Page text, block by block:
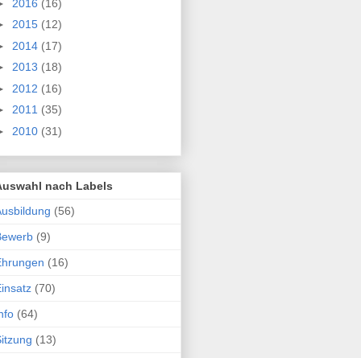
2016 (16)
2015 (12)
2014 (17)
2013 (18)
2012 (16)
2011 (35)
2010 (31)
nach Labels
(56)
(9)
(16)
(70)
(64)
(13)